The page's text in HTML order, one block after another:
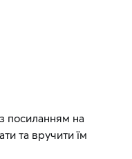
посиланням на
та вручити їм